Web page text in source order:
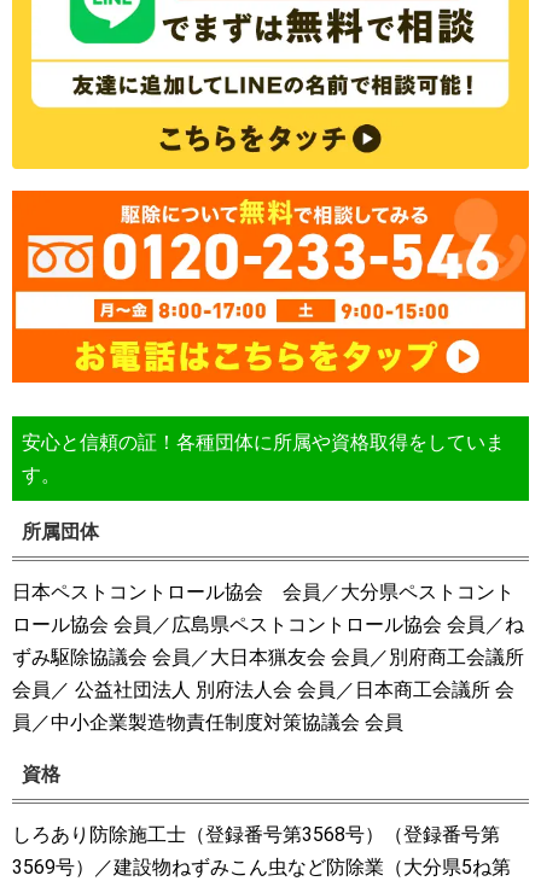
安心と信頼の証！各種団体に所属や資格取得をしていま
す。
所属団体
日本ペストコントロール協会 会員／大分県ペストコント
ロール協会 会員／広島県ペストコントロール協会 会員／ね
ずみ駆除協議会 会員／大日本猟友会 会員／別府商工会議所
会員／ 公益社団法人 別府法人会 会員／日本商工会議所 会
員／中小企業製造物責任制度対策協議会 会員
資格
しろあり防除施工士（登録番号第3568号）（登録番号第
3569号）／建設物ねずみこん虫など防除業（大分県5ね第